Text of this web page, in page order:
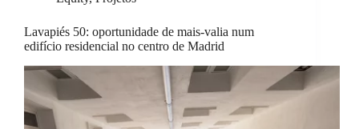
Lavapiés 50: oportunidade de mais-valia num
edifício residencial no centro de Madrid